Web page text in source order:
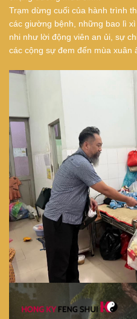
Trạm dừng cuối của hành trình
các giường bệnh, những bao lì
nhi như lời động viên an ủi, sự
các cộng sự đem đến mùa xuân